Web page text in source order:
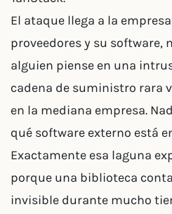
El ataque llega a la
proveedores y su software,
alguien piense en una
cadena de suministro rara
en la mediana empresa.
qué software externo está
Exactamente esa laguna
porque una biblioteca
invisible durante mucho